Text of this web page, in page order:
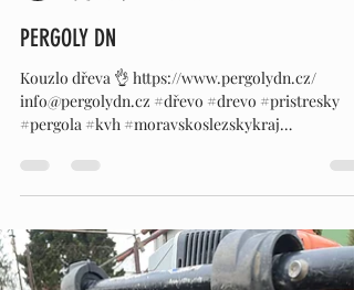
29. 3. 2024
Minut čtení: 1
PERGOLY DN